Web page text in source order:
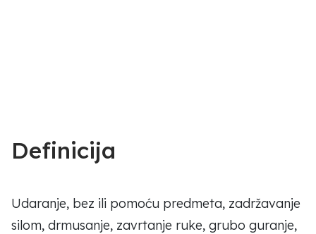
Definicija
Udaranje, bez ili pomoću predmeta, zadržavanje
silom, drmusanje, zavrtanje ruke, grubo guranje,